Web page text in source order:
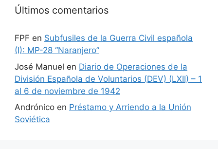
Últimos comentarios
FPF en Subfusiles de la Guerra Civil española
(I): MP-28 “Naranjero”
José Manuel en Diario de Operaciones de la
División Española de Voluntarios (DEV) (LXII) – 1
al 6 de noviembre de 1942
Andrónico en Préstamo y Arriendo a la Unión
Soviética